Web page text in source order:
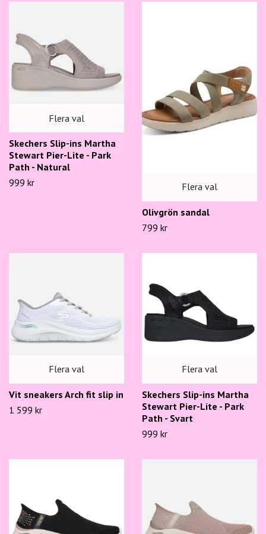
Flera val
Skechers Slip-ins Martha
Stewart Pier-Lite - Park
Path - Natural
999 kr
Flera val
Olivgrön sandal
799 kr
Flera val
Vit sneakers Arch fit slip in
1 599 kr
Flera val
Skechers Slip-ins Martha
Stewart Pier-Lite - Park
Path - Svart
999 kr